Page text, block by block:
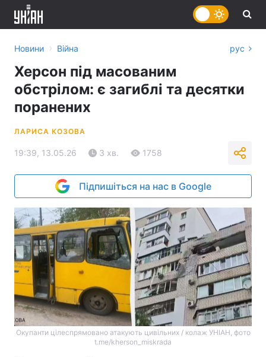
Новини › Війна рус
Херсон під масованим
обстрілом: є загиблі та десятки
поранених
ЛАРИСА КОЗОВА
19:39, 13.05.26 3 хв. 1758
Підпишіться на нас в Google
Окупанти цілеспрямовано атакують цивільних / колаж УНІАН, фото
t.me/kherson_miskrada